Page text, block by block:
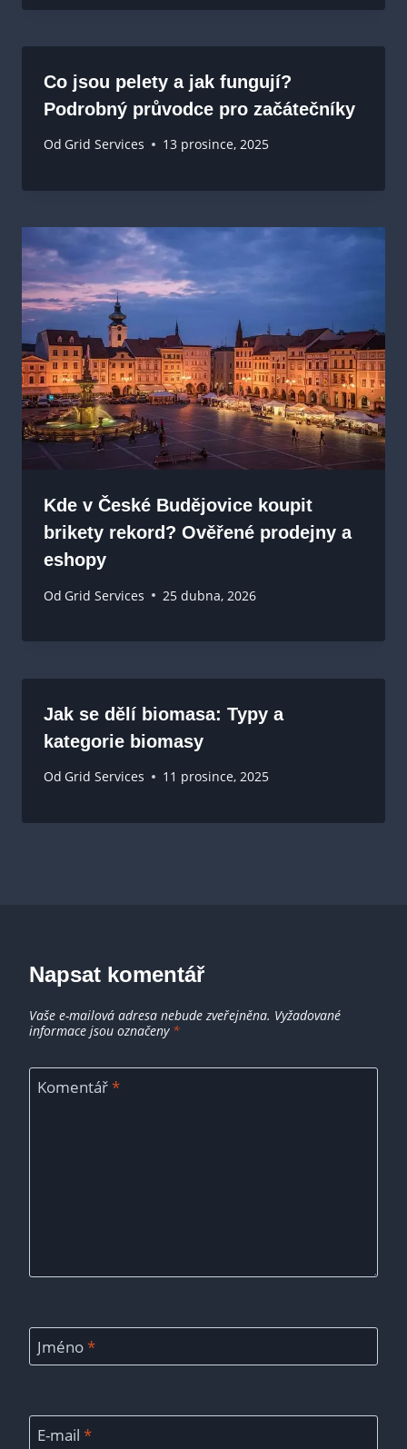
Co jsou pelety a jak fungují?
Podrobný průvodce pro začátečníky
Od Grid Services 13 prosince, 2025
Kde v České Budějovice koupit
brikety rekord? Ověřené prodejny a
eshopy
Od Grid Services 25 dubna, 2026
Jak se dělí biomasa: Typy a
kategorie biomasy
Od Grid Services 11 prosince, 2025
Napsat komentář
Vaše e-mailová adresa nebude zveřejněna. Vyžadované
informace jsou označeny *
Komentář*
Jméno*
E-mail *